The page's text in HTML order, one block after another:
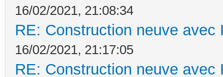
16/02/2021, 21:08:34
RE: Construction neuve avec
16/02/2021, 21:17:05
RE: Construction neuve avec